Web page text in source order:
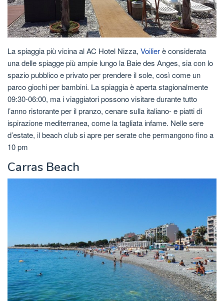
La spiaggia più vicina al AC Hotel Nizza, Voilierè considerata
una delle spiagge più ampie lungo la Baie des Anges, sia con lo
spazio pubblico e privato per prendere il sole, così come un
parco giochi per bambini. La spiaggia è aperta stagionalmente
09:30-06:00, ma i viaggiatori possono visitare durante tutto
l’anno ristorante per il pranzo, cenare sulla italiano- e piatti di
ispirazione mediterranea, come la tagliata infame. Nelle sere
d’estate, il beach club si apre per serate che permangono fino a
10 pm
Carras Beach